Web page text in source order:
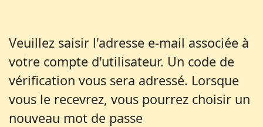
Veuillez saisir l'adresse e-mail associée à
votre compte d'utilisateur. Un code de
vérification vous sera adressé. Lorsque
vous le recevrez, vous pourrez choisir un
nouveau mot de passe